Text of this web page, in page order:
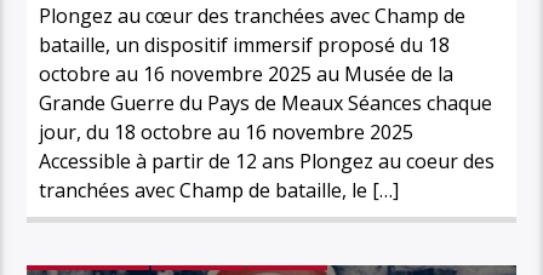
Plongez au cœur des tranchées avec Champ de
bataille, un dispositif immersif proposé du 18
octobre au 16 novembre 2025 au Musée de la
Grande Guerre du Pays de Meaux Séances chaque
jour, du 18 octobre au 16 novembre 2025
Accessible à partir de 12 ans Plongez au coeur des
tranchées avec Champ de bataille, le […]